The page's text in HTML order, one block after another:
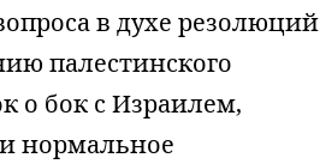
в духе резолюций
палестинского
о бок с Израилем,
и нормальное